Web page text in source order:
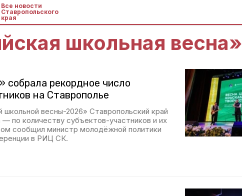
Все новости
Ставропольского
края
школьная весна»
собрала рекордное число
на Ставрополье
школьной весны-2026» Ставропольский край
по количеству субъектов-участников и их
сообщил министр молодёжной политики
в РИЦ СК.